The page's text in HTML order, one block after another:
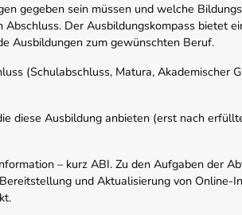
gegeben sein müssen und welche
Der Ausbildungskompass bietet
Ausbildungen zum gewünschten Beruf.
(Schulabschluss, Matura, Akademischer
diese Ausbildung anbieten (erst nach
– kurz ABI. Zu den Aufgaben der
und Aktualisierung von Online-